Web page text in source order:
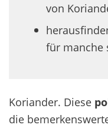
von
für manche
Koriander. Diese
die